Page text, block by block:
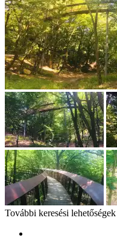
További keresési lehetőségek